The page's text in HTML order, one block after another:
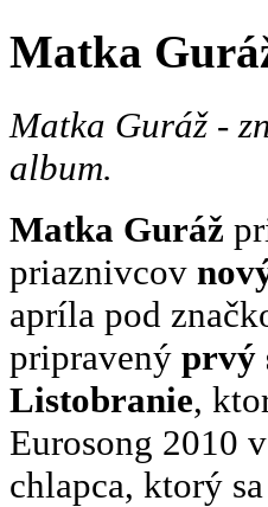
Matka
Matka Guráž -
album.
Matka Guráž
priaznivcov
apríla pod
pripravený prvý
Listobranie,
Eurosong 2010
chlapca, ktorý